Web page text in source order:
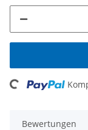
Loading...
Bewertungen